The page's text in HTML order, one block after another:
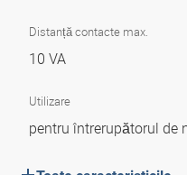
Distanță contacte max.
10 VA
Utilizare
pentru întrerupătorul de